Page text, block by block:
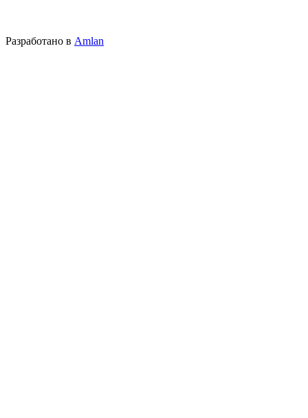
Разработано в Amlan